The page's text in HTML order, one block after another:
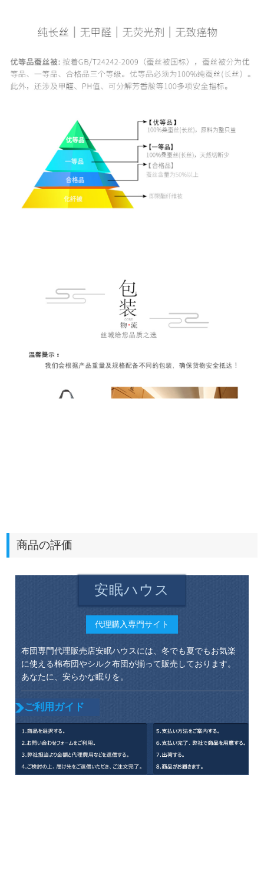
商品の評価
安眠ハウス
代理購入専門サイト
布団専門代理販売店安眠ハウスには、冬でも夏でもお気楽
に使える棉布団やシルク布団が揃って販売しております。
あなたに、安らかな眠りを。
ご利用ガイド